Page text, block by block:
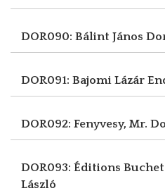
DOR090: Bálint János
DOR091: Bajomi Lázár
DOR092: Fenyvesy, Mr.
DOR093: Éditions
László